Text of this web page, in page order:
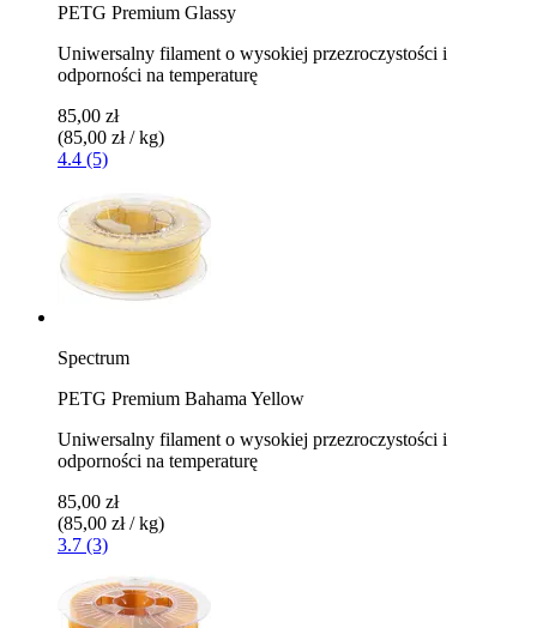
PETG Premium Glassy
Uniwersalny filament o wysokiej przezroczystości i
odporności na temperaturę
85,00 zł
(85,00 zł / kg)
4.4 (5)
Spectrum
PETG Premium Bahama Yellow
Uniwersalny filament o wysokiej przezroczystości i
odporności na temperaturę
85,00 zł
(85,00 zł / kg)
3.7 (3)